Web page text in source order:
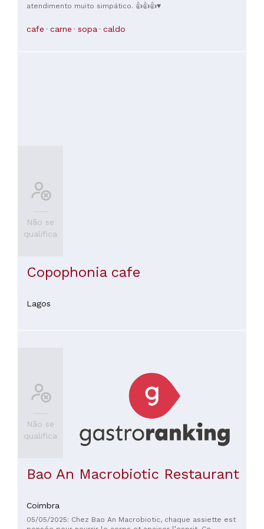
atendimento muito simpático. 👍👍👍♥️
cafe carne sopa caldo
Não se
qualifica
Copophonia cafe
Lagos
Não se
qualifica
Bao An Macrobiotic Restaurant
Coimbra
05/05/2025: Chez Bao An Macrobiotic, chaque assiette est